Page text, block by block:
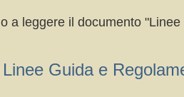
a leggere il documento
Guida e